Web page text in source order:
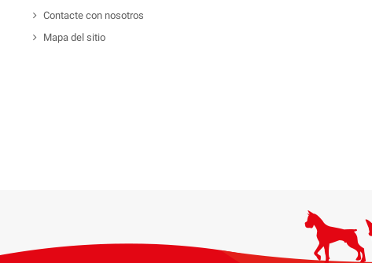
Contacte con nosotros
Mapa del sitio